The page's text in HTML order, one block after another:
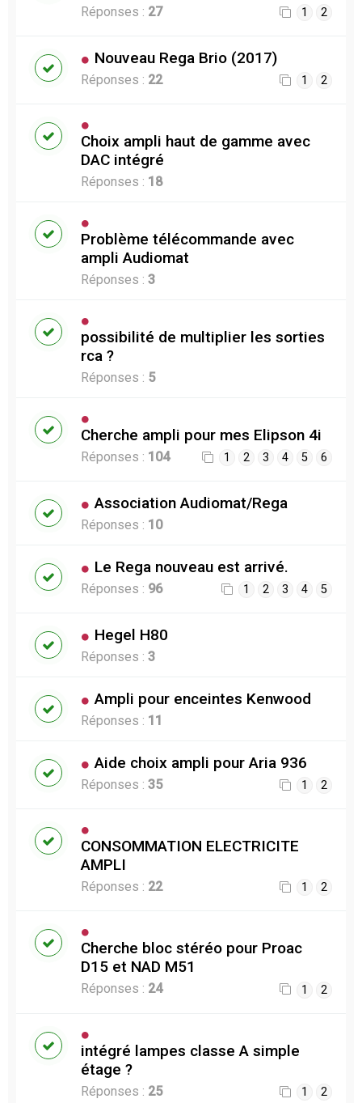
Réponses : 27 1 2
Nouveau Rega Brio (2017)
Réponses : 22 1 2
Choix ampli haut de gamme avec
DAC intégré
Réponses : 18
Problème télécommande avec
ampli Audiomat
Réponses : 3
possibilité de multiplier les sorties
rca ?
Réponses : 5
Cherche ampli pour mes Elipson 4i
Réponses : 104 1 2 3 4 5 6
Association Audiomat/Rega
Réponses : 10
Le Rega nouveau est arrivé.
Réponses : 96 1 2 3 4 5
Hegel H80
Réponses : 3
Ampli pour enceintes Kenwood
Réponses : 11
Aide choix ampli pour Aria 936
Réponses : 35 1 2
CONSOMMATION ELECTRICITE
AMPLI
Réponses : 22 1 2
Cherche bloc stéréo pour Proac
D15 et NAD M51
Réponses : 24 1 2
intégré lampes classe A simple
étage ?
Réponses : 25 1 2